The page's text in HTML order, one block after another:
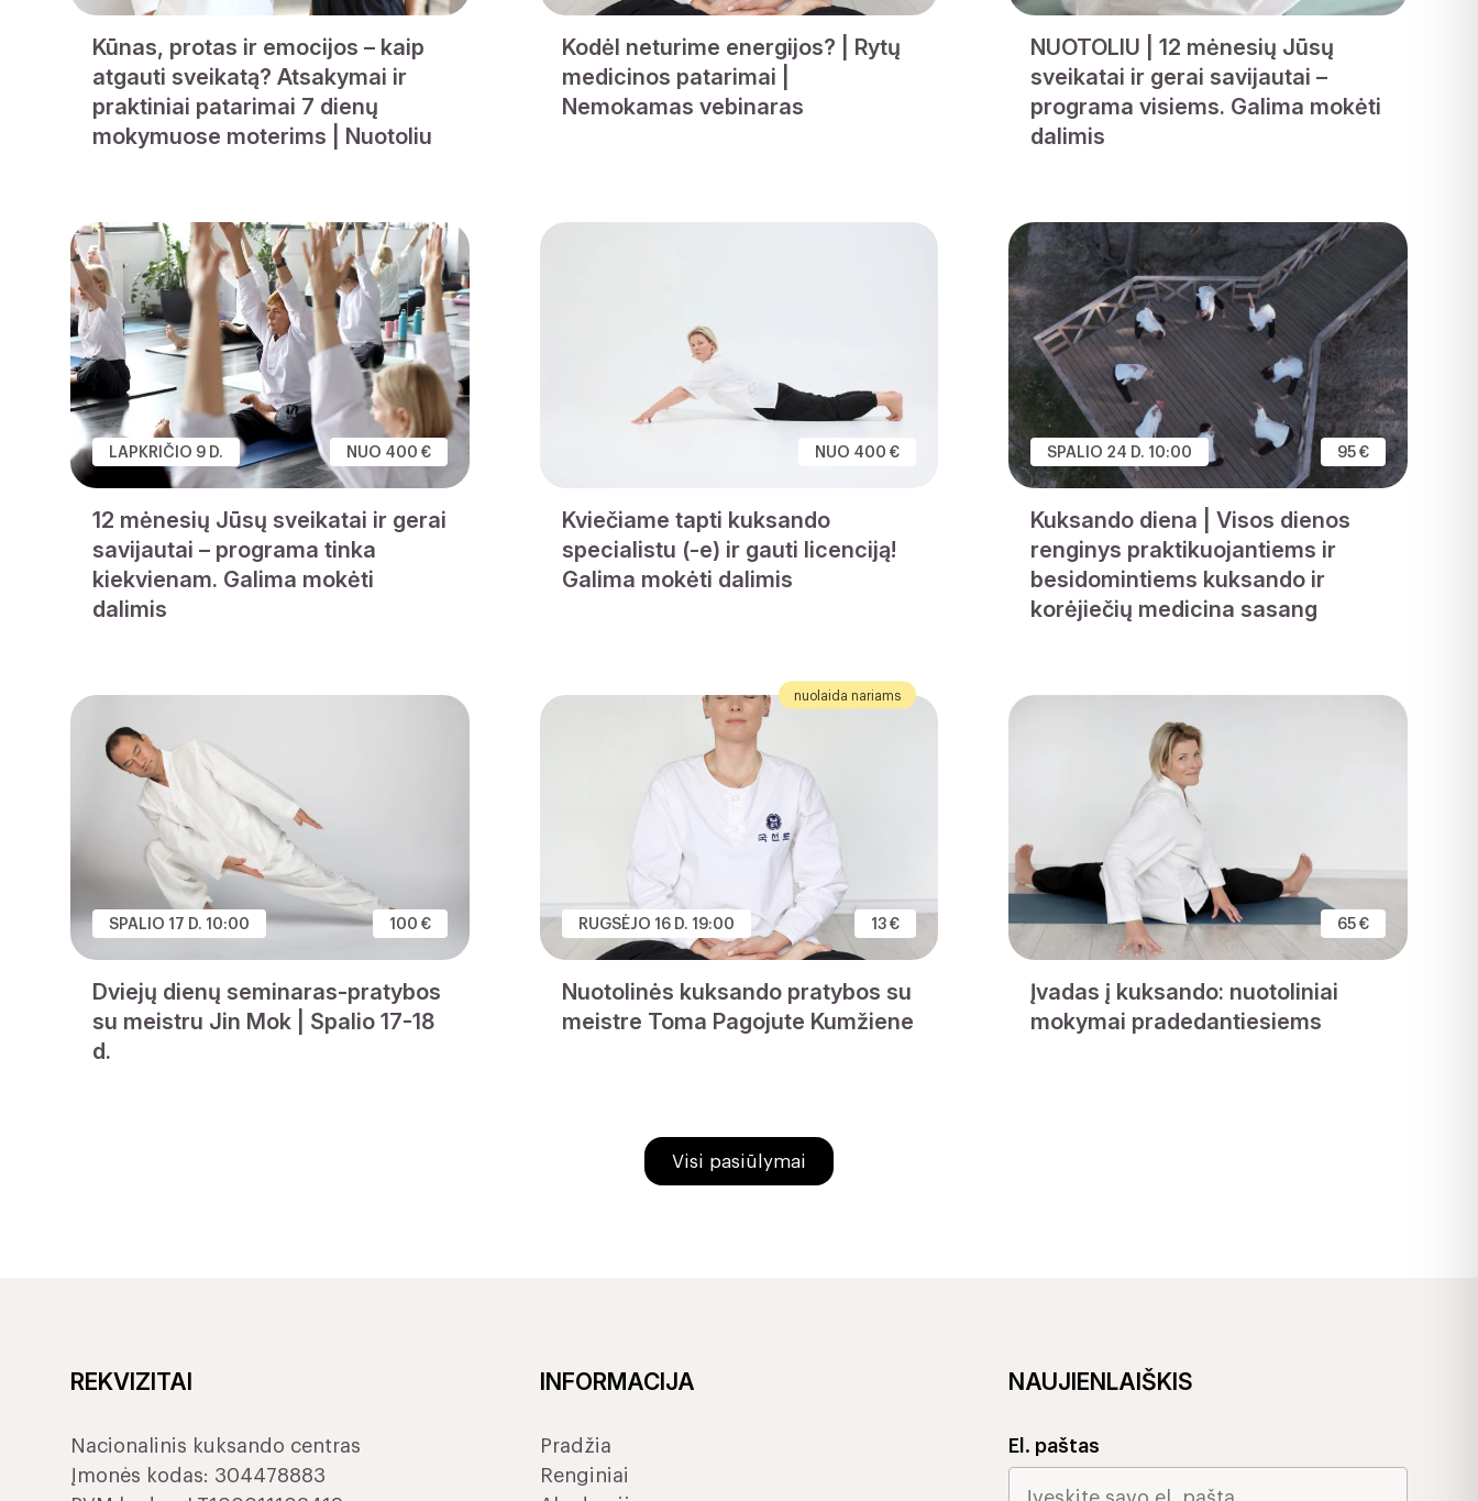
Kūnas, protas ir emocijos – kaip
atgauti sveikatą? Atsakymai ir
praktiniai patarimai 7 dienų
mokymuose moterims | Nuotoliu
Kodėl neturime energijos? | Rytų
medicinos patarimai |
Nemokamas vebinaras
NUOTOLIU | 12 mėnesių Jūsų
sveikatai ir gerai savijautai –
programa visiems. Galima mokėti
dalimis
LAPKRIČIO 9 D. NUO 400 €
12 mėnesių Jūsų sveikatai ir gerai
savijautai – programa tinka
kiekvienam. Galima mokėti
dalimis
NUO 400 €
Kviečiame tapti kuksando
specialistu (-e) ir gauti licenciją!
Galima mokėti dalimis
SPALIO 24 D. 10:00 95 €
Kuksando diena | Visos dienos
renginys praktikuojantiems ir
besidomintiems kuksando ir
korėjiečių medicina sasang
SPALIO 17 D. 10:00 100 €
Dviejų dienų seminaras-pratybos
su meistru Jin Mok | Spalio 17-18
d.
nuolaida nariams
RUGSĖJO 16 D. 19:00 13 €
Nuotolinės kuksando pratybos su
meistre Toma Pagojute Kumžiene
65 €
Įvadas į kuksando: nuotoliniai
mokymai pradedantiesiems
Visi pasiūlymai
REKVIZITAI
Nacionalinis kuksando centras
Įmonės kodas: 304478883
INFORMACIJA
Pradžia
Renginiai
NAUJIENLAIŠKIS
El. paštas